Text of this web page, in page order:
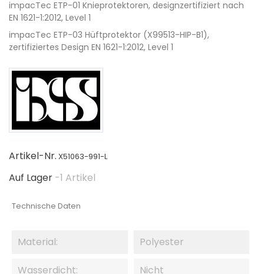
impacTec ETP-01 Knieprotektoren, designzertifiziert nach
EN 1621-1:2012, Level 1
impacTec ETP-03 Hüftprotektor (X99513-HIP-B1),
zertifiziertes Design EN 1621-1:2012, Level 1
Artikel-Nr. X51063-991-L
Auf Lager -1 Artikel
Technische Daten
Material: Polyester
Wasserdicht: Nicht